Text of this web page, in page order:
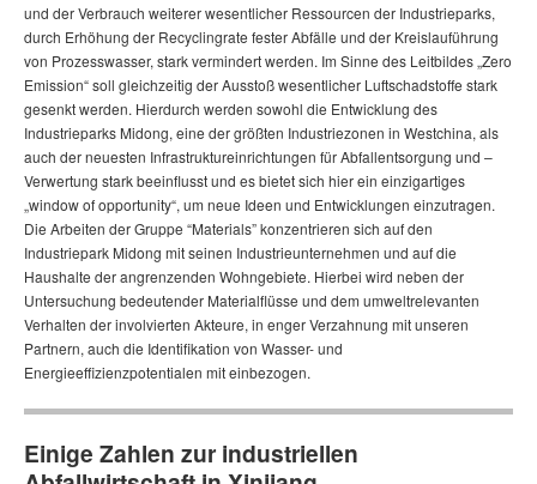
und der Verbrauch weiterer wesentlicher Ressourcen der Industrieparks,
durch Erhöhung der Recyclingrate fester Abfälle und der Kreislauführung
von Prozesswasser, stark vermindert werden. Im Sinne des Leitbildes „Zero
Emission“ soll gleichzeitig der Ausstoß wesentlicher Luftschadstoffe stark
gesenkt werden. Hierdurch werden sowohl die Entwicklung des
Industrieparks Midong, eine der größten Industriezonen in Westchina, als
auch der neuesten Infrastruktureinrichtungen für Abfallentsorgung und –
Verwertung stark beeinflusst und es bietet sich hier ein einzigartiges
„window of opportunity“, um neue Ideen und Entwicklungen einzutragen.
Die Arbeiten der Gruppe “Materials” konzentrieren sich auf den
Industriepark Midong mit seinen Industrieunternehmen und auf die
Haushalte der angrenzenden Wohngebiete. Hierbei wird neben der
Untersuchung bedeutender Materialflüsse und dem umweltrelevanten
Verhalten der involvierten Akteure, in enger Verzahnung mit unseren
Partnern, auch die Identifikation von Wasser- und
Energieeffizienzpotentialen mit einbezogen.
Einige Zahlen zur industriellen